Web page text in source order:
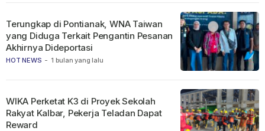
HOT NEWS - 1 bulan yang lalu
Terungkap di Pontianak, WNA Taiwan
yang Diduga Terkait Pengantin Pesanan
Akhirnya Dideportasi
WIKA Perketat K3 di Proyek Sekolah
Rakyat Kalbar, Pekerja Teladan Dapat
Reward